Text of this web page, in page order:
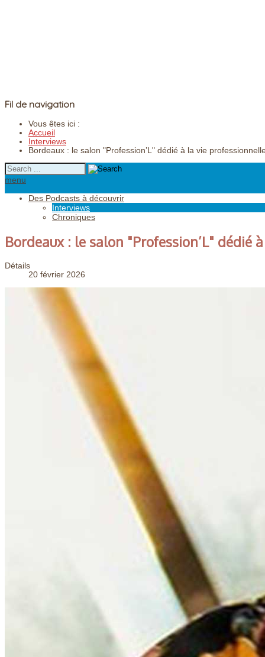
Fil de navigation
Vous êtes ici :
Accueil
Interviews
Bordeaux : le salon "Profession’L" dédié à la vie
menu
Des Podcasts à découvrir
Interviews
Chroniques
Bordeaux : le salon "Profession’L" dédié
Détails
20 février 2026